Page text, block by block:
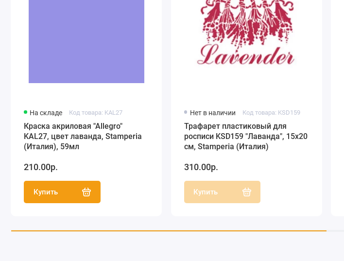
На складе Код товара: KAL27
Краска акриловая "Allegro"
KAL27, цвет лаванда, Stamperia
(Италия), 59мл
210.00р.
Купить
Нет в наличии Код товара: KSD159
Трафарет пластиковый для
росписи KSD159 "Лаванда", 15х20
см, Stamperia (Италия)
310.00р.
Купить